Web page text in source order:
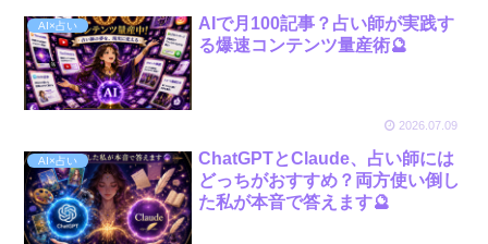
AI×占い
AIで月100記事？占い師が実践す
る爆速コンテンツ量産術🔮
2026.07.09
AI×占い
ChatGPTとClaude、占い師には
どっちがおすすめ？両方使い倒し
た私が本音で答えます🔮